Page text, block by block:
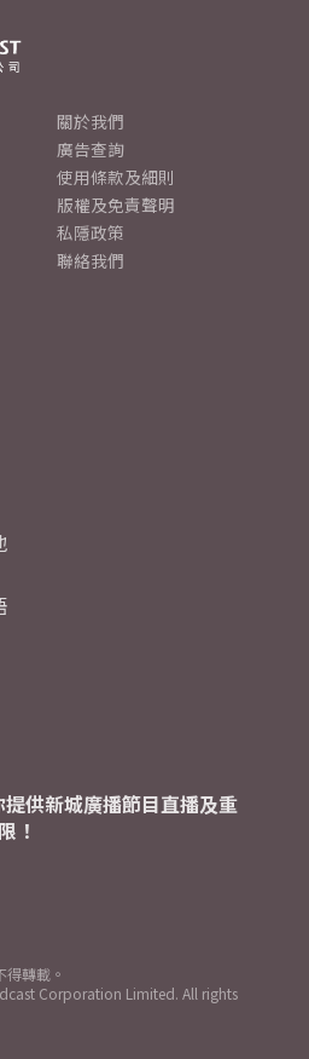
關於我們
廣告查詢
使用條款及細則
版權及免責聲明
私隱政策
聯絡我們
供新城廣播節目直播及重
！
轉載。
Corporation Limited. All rights